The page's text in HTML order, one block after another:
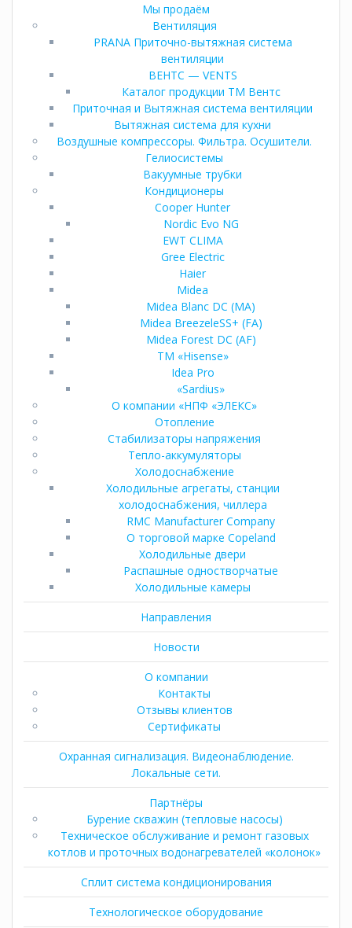
Мы продаём
Вентиляция
PRANA Приточно-вытяжная система
вентиляции
ВЕНТС — VENTS
Каталог продукции ТМ Вентс
Приточная и Вытяжная система вентиляции
Вытяжная система для кухни
Воздушные компрессоры. Фильтра. Осушители.
Гелиосистемы
Вакуумные трубки
Кондиционеры
Cooper Hunter
Nordic Evo NG
EWT CLIMA
Gree Electric
Haier
Midea
Midea Blanc DС (MA)
Midea BreezeleSS+ (FA)
Midea Forest DC (AF)
TM «Hisense»
Idea Pro
«Sardius»
О компании «НПФ «ЭЛЕКС»
Отопление
Стабилизаторы напряжения
Тепло-аккумуляторы
Холодоснабжение
Холодильные агрегаты, станции
холодоснабжения, чиллера
RMC Manufacturer Company
О торговой марке Copeland
Холодильные двери
Распашные одностворчатые
Холодильные камеры
Направления
Новости
О компании
Контакты
Отзывы клиентов
Сертификаты
Охранная сигнализация. Видеонаблюдение.
Локальные сети.
Партнёры
Бурение скважин (тепловые насосы)
Техническое обслуживание и ремонт газовых
котлов и проточных водонагревателей «колонок»
Сплит система кондиционирования
Технологическое оборудование